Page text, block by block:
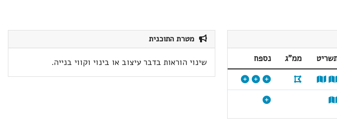
ממ"ג
נספח
מטרת התוכנית
שינוי הוראות בדבר עיצוב או בינוי וקווי בנייה.